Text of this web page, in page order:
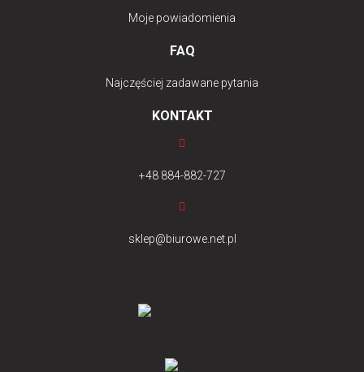
Moje powiadomienia
FAQ
Najczęściej zadawane pytania
KONTAKT
+48 884-882-727
sklep@biurowe.net.pl